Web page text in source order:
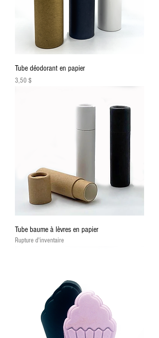
Tube déodorant en papier
Prix
3,50 $
Tube baume à lèvres en papier
Rupture d'inventaire